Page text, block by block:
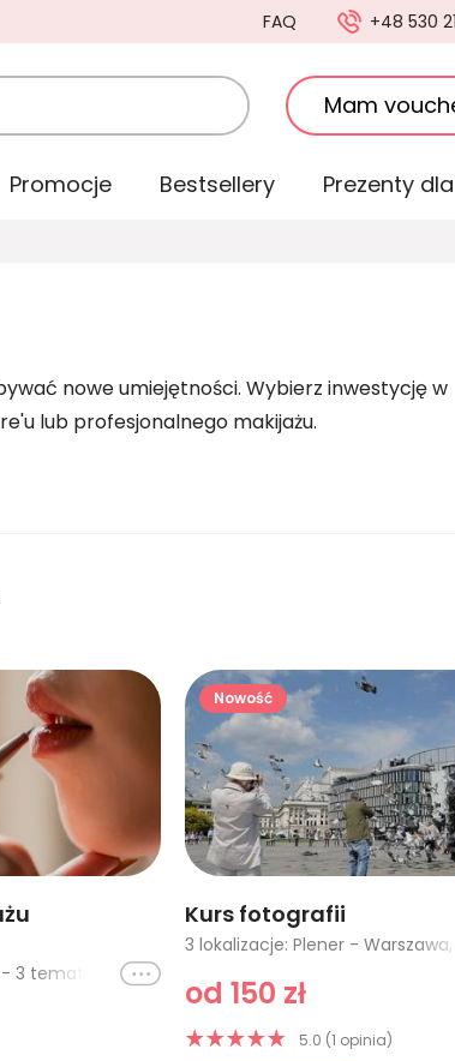
FAQ +48 530
Mam
Promocje Bestsellery Prezenty
nowe umiejętności. Wybierz inwestycję w
lub profesjonalnego makijażu.
2 lokalizacje: Warszawa - 3 tematy, Warszawa - 1 temat
Ikona
Nowość
Kurs fotografii
od 150 zł
5.0 (1 opinia)